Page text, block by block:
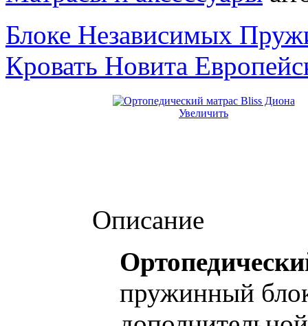
Блоке Независимых
Кровать Новита
Увеличить
Описание
пружинный